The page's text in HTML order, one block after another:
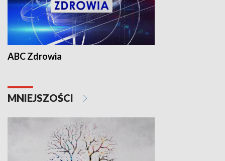
ABC Zdrowia
MNIEJSZOŚCI